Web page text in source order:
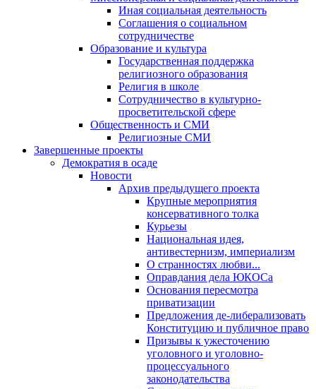
Иная социальная деятельность
Соглашения о социальном
сотрудничестве
Образование и культура
Государственная поддержка
религиозного образования
Религия в школе
Сотрудничество в культурно-
просветительской сфере
Общественность и СМИ
Религиозные СМИ
Завершенные проекты
Демократия в осаде
Новости
Архив предыдущего проекта
Крупные мероприятия
консервативного толка
Курьезы
Национальная идея,
антивестернизм, империализм
О странностях любви...
Оправдания дела ЮКОСа
Основания пересмотра
приватизации
Предложения де-либерализовать
Конституцию и публичное право
Призывы к ужесточению
уголовного и уголовно-
процессуального
законодательства